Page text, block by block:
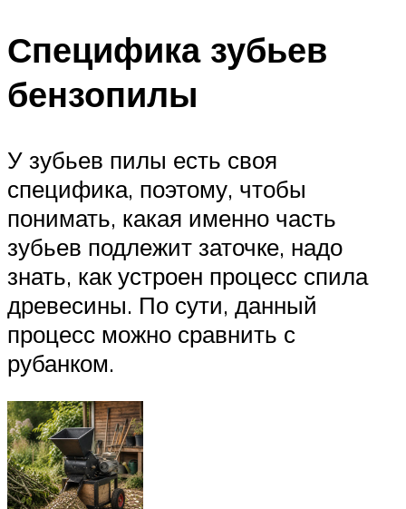
Специфика зубьев
бензопилы
У зубьев пилы есть своя
специфика, поэтому, чтобы
понимать, какая именно часть
зубьев подлежит заточке, надо
знать, как устроен процесс спила
древесины. По сути, данный
процесс можно сравнить с
рубанком.